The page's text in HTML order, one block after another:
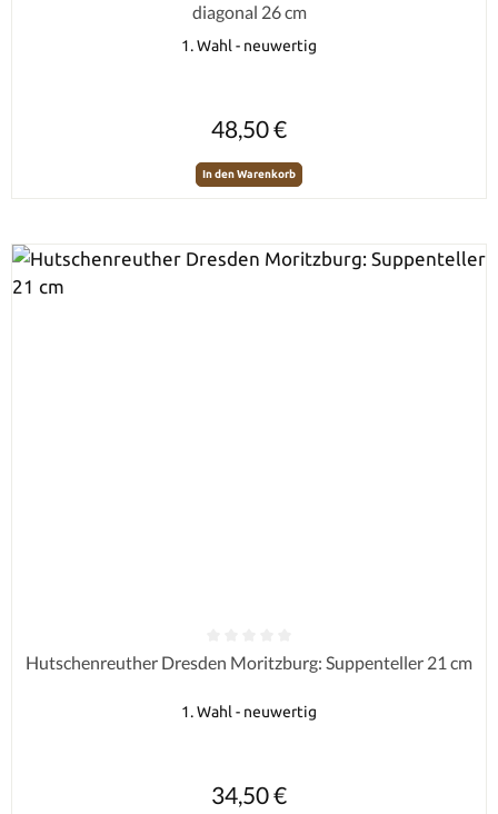
diagonal 26 cm
1. Wahl - neuwertig
48,50 €
In den Warenkorb
Durchschnittliche Bewertung von 0 von 5 Sternen
Hutschenreuther Dresden Moritzburg: Suppenteller 21 cm
1. Wahl - neuwertig
34,50 €